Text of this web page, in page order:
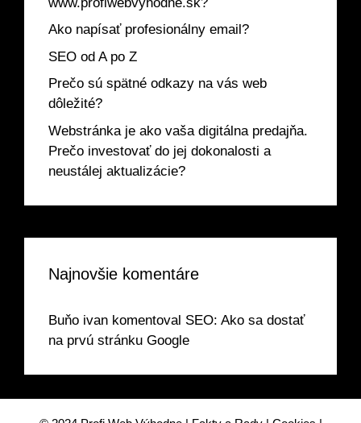
Ako napísať profesionálny email?
SEO od A po Z
Prečo sú spätné odkazy na vás web
dôležité?
Webstránka je ako vaša digitálna predajňa.
Prečo investovať do jej dokonalosti a
neustálej aktualizácie?
Najnovšie komentáre
Buňo ivan komentoval SEO: Ako sa dostať
na prvú stránku Google